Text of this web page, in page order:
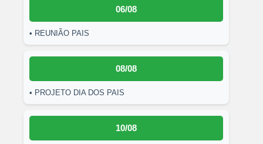
06/08
• REUNIÃO PAIS
08/08
• PROJETO DIA DOS PAIS
10/08